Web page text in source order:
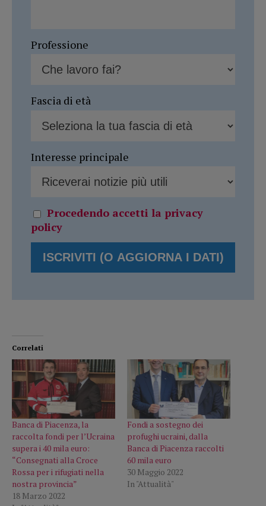
Professione
Fascia di età
Interesse principale
Procedendo accetti la privacy
policy
Correlati
Banca di Piacenza, la
raccolta fondi per l’Ucraina
supera i 40 mila euro:
“Consegnati alla Croce
Rossa per i rifugiati nella
nostra provincia”
18 Marzo 2022
Fondi a sostegno dei
profughi ucraini, dalla
Banca di Piacenza raccolti
60 mila euro
30 Maggio 2022
In "Attualità"